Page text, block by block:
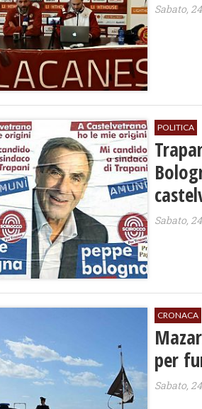
Sabato,
POLITICA
Sabato,
CRONACA
per
Sabato,